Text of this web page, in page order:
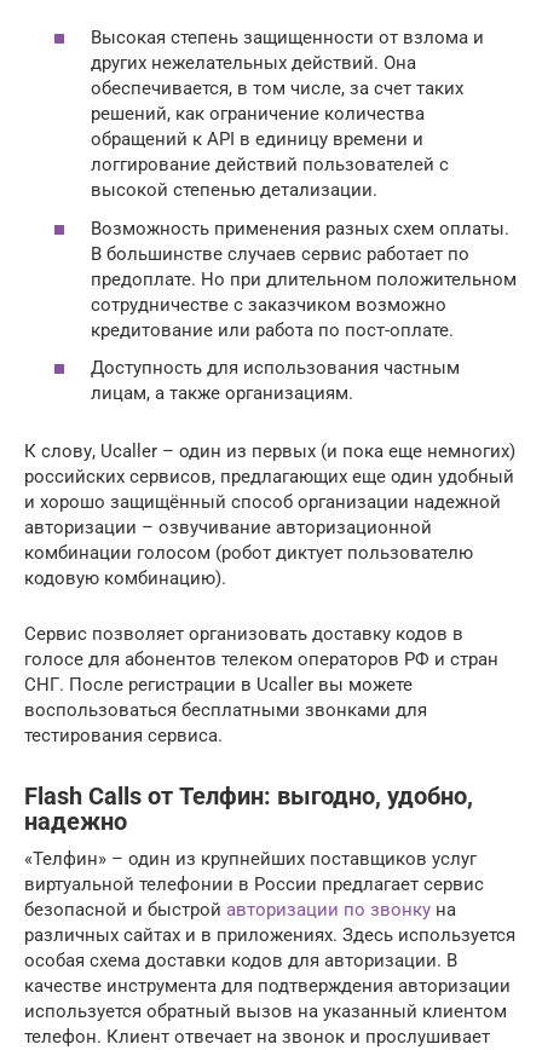
Высокая степень защищенности от взлома и
других нежелательных действий. Она
обеспечивается, в том числе, за счет таких
решений, как ограничение количества
обращений к API в единицу времени и
логгирование действий пользователей с
высокой степенью детализации.
Возможность применения разных схем оплаты.
В большинстве случаев сервис работает по
предоплате. Но при длительном положительном
сотрудничестве с заказчиком возможно
кредитование или работа по пост-оплате.
Доступность для использования частным
лицам, а также организациям.
К слову, Ucaller – один из первых (и пока еще немногих)
российских сервисов, предлагающих еще один удобный
и хорошо защищённый способ организации надежной
авторизации – озвучивание авторизационной
комбинации голосом (робот диктует пользователю
кодовую комбинацию).
Сервис позволяет организовать доставку кодов в
голосе для абонентов телеком операторов РФ и стран
СНГ. После регистрации в Ucaller вы можете
воспользоваться бесплатными звонками для
тестирования сервиса.
Flash Calls от Телфин: выгодно, удобно,
надежно
«Телфин» – один из крупнейших поставщиков услуг
виртуальной телефонии в России предлагает сервис
безопасной и быстрой авторизации по звонку на
различных сайтах и в приложениях. Здесь используется
особая схема доставки кодов для авторизации. В
качестве инструмента для подтверждения авторизации
используется обратный вызов на указанный клиентом
телефон. Клиент отвечает на звонок и прослушивает